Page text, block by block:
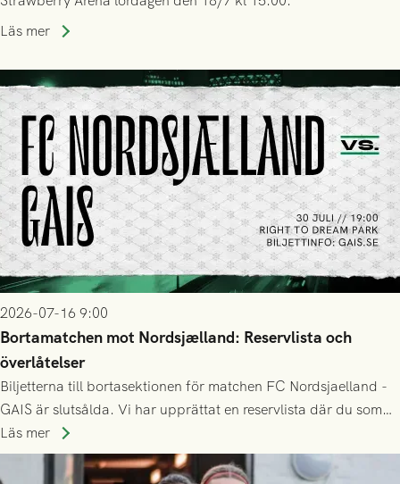
Läs mer
2026-07-16 9:00
Bortamatchen mot Nordsjælland: Reservlista och
överlåtelser
Biljetterna till bortasektionen för matchen FC Nordsjaelland -
GAIS är slutsålda. Vi har upprättat en reservlista där du som
ännu inte har någon biljett kan anmäla ditt intresse. Du kan
inte själv överlåta din biljett till någon annan.
Läs mer